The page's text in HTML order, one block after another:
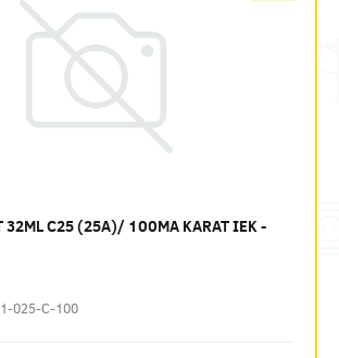
C25 (25А)/ 100МА KARAT IEK -
1-025-C-100